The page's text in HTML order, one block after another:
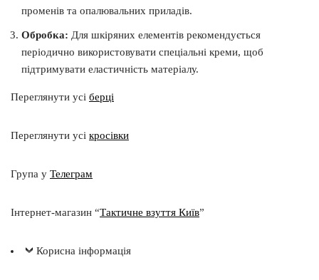
променів та опалювальних приладів.
Обробка: Для шкіряних елементів рекомендується
періодично використовувати спеціальні креми, щоб
підтримувати еластичність матеріалу.
Переглянути усі берці
Переглянути усі кросівки
Група у Телеграм
Інтернет-магазин “Тактичне взуття Київ”
Корисна інформація